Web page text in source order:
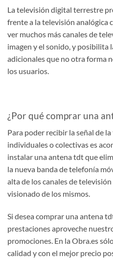
La televisión digital terrestre
frente a la televisión analógica
ver muchos más canales de
imagen y el sonido, y posibilita
adicionales que no otra forma
los usuarios.
¿Por qué comprar una
Para poder recibir la señal de
individuales o colectivas es
instalar una antena tdt que
la nueva banda de telefonía
alta de los canales de
visionado de los mismos.
Si desea comprar una antena
prestaciones aproveche
promociones. En la Obra.es
calidad y con el mejor precio